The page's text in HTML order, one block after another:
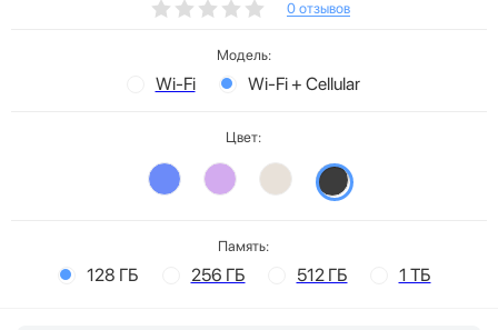
0 отзывов
Модель:
Wi-Fi Wi-Fi + Cellular
Цвет:
Память:
128 ГБ 256 ГБ 512 ГБ 1 ТБ